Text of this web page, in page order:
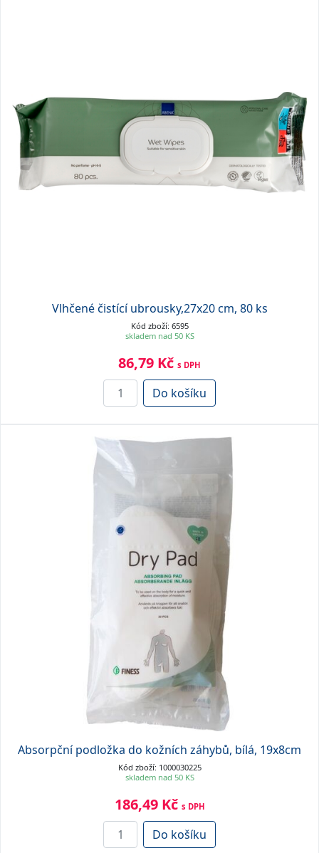
Vlhčené čistící ubrousky,27x20 cm, 80 ks
Kód zboží: 6595
skladem nad 50 KS
86,79 Kč s DPH
Do košíku
Absorpční podložka do kožních záhybů, bílá, 19x8cm
Kód zboží: 1000030225
skladem nad 50 KS
186,49 Kč s DPH
Do košíku